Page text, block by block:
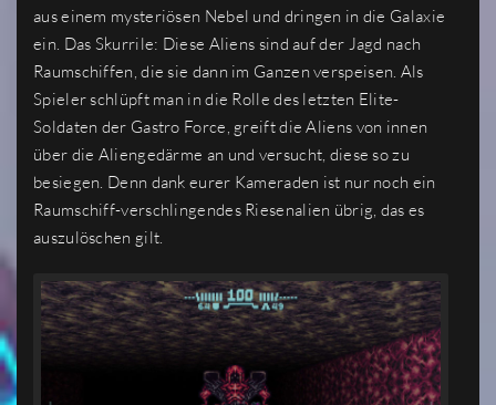
aus einem mysteriösen Nebel und dringen in die Galaxie
ein. Das Skurrile: Diese Aliens sind auf der Jagd nach
Raumschiffen, die sie dann im Ganzen verspeisen. Als
Spieler schlüpft man in die Rolle des letzten Elite-
Soldaten der Gastro Force, greift die Aliens von innen
über die Aliengedärme an und versucht, diese so zu
besiegen. Denn dank eurer Kameraden ist nur noch ein
Raumschiff-verschlingendes Riesenalien übrig, das es
auszulöschen gilt.